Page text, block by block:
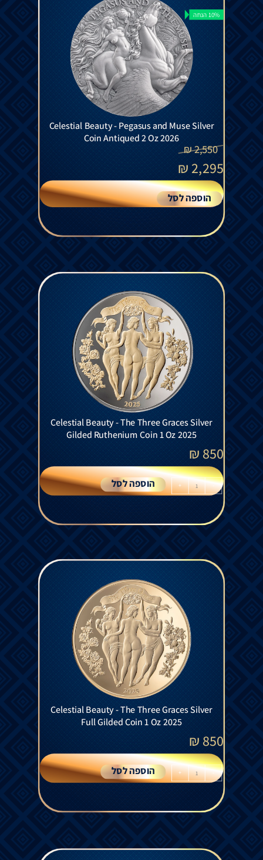
10% הנחה
Celestial Beauty - Pegasus and Muse Silver
Coin Antiqued 2 Oz 2026
2,550
₪
2,295
₪
הוספה לסל
Celestial Beauty - The Three Graces Silver
Gilded Ruthenium Coin 1 Oz 2025
850
₪
-
+ הוספה לסל
Celestial Beauty - The Three Graces Silver
Full Gilded Coin 1 Oz 2025
850
₪
-
+ הוספה לסל